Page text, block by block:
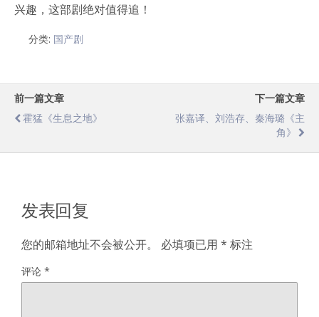
兴趣，这部剧绝对值得追！
分类: 国产剧
前一篇文章
霍猛《生息之地》
下一篇文章
张嘉译、刘浩存、秦海璐《主
角》
发表回复
您的邮箱地址不会被公开。 必填项已用 * 标注
评论 *